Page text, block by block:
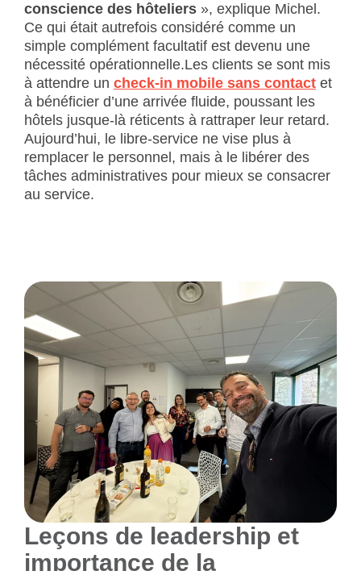
conscience des hôteliers », explique Michel.
Ce qui était autrefois considéré comme un
simple complément facultatif est devenu une
nécessité opérationnelle.Les clients se sont mis
à attendre un check-in mobile sans contact et
à bénéficier d’une arrivée fluide, poussant les
hôtels jusque-là réticents à rattraper leur retard.
Aujourd’hui, le libre-service ne vise plus à
remplacer le personnel, mais à le libérer des
tâches administratives pour mieux se consacrer
au service.
Leçons de leadership et
importance de la